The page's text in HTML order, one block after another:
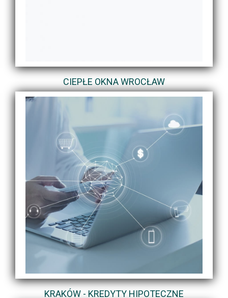
CIEPŁE OKNA WROCŁAW
KRAKÓW - KREDYTY HIPOTECZNE